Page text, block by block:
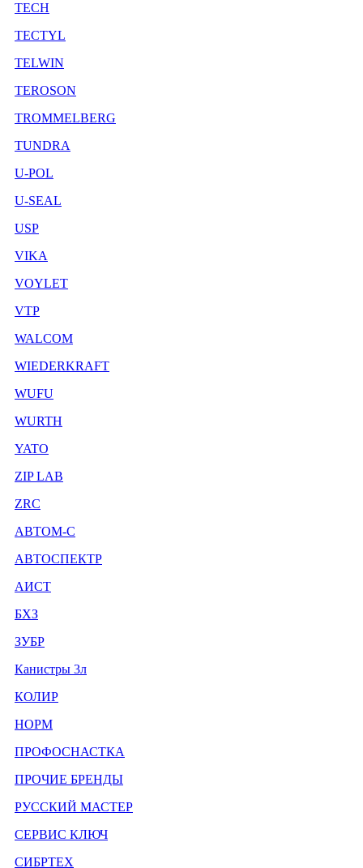
TECH
TECTYL
TELWIN
TEROSON
TROMMELBERG
TUNDRA
U-POL
U-SEAL
USP
VIKA
VOYLET
VTP
WALCOM
WIEDERKRAFT
WUFU
WURTH
YATO
ZIP LAB
ZRC
АВТОМ-С
АВТОСПЕКТР
АИСТ
БХЗ
ЗУБР
Канистры 3л
КОЛИР
НОРМ
ПРОФОСНАСТКА
ПРОЧИЕ БРЕНДЫ
РУССКИЙ МАСТЕР
СЕРВИС КЛЮЧ
СИБРТЕХ